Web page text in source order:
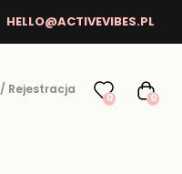
HELLO@ACTIVEVIBES.PL
Rejestracja
0 0